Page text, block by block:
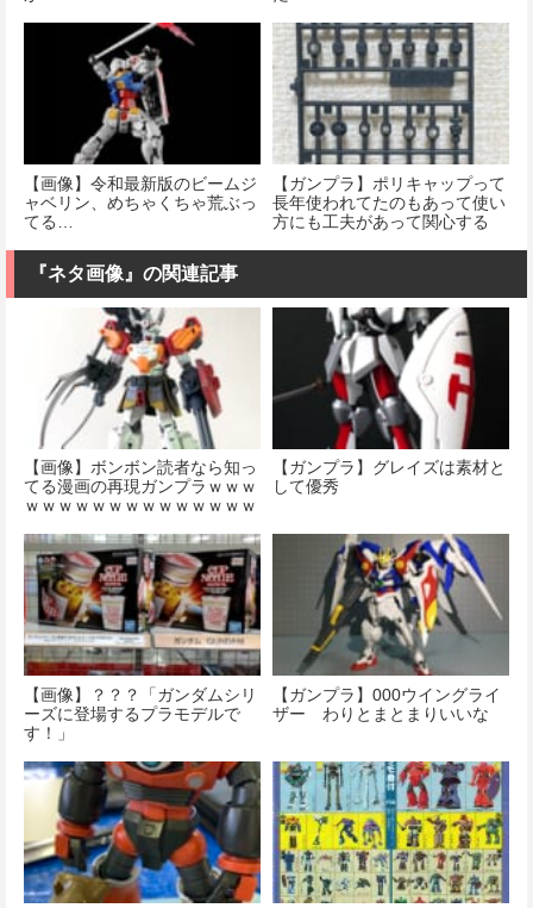
【画像】令和最新版のビームジ
ャベリン、めちゃくちゃ荒ぶっ
てる…
【ガンプラ】ポリキャップって
長年使われてたのもあって使い
方にも工夫があって関心する
『ネタ画像』の関連記事
【画像】ボンボン読者なら知っ
てる漫画の再現ガンプラｗｗｗ
ｗｗｗｗｗｗｗｗｗｗｗｗｗｗ
【ガンプラ】グレイズは素材と
して優秀
【画像】？？？「ガンダムシリ
ーズに登場するプラモデルで
す！」
【ガンプラ】000ウイングライ
ザー わりとまとまりいいな